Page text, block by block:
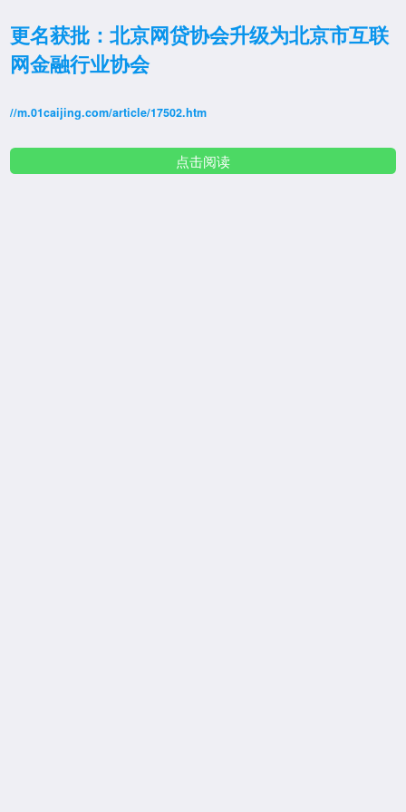
更名获批：北京网贷协会升级为北京市互联
网金融行业协会
//m.01caijing.com/article/17502.htm
点击阅读